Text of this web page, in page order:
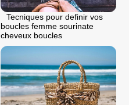
Tecniques pour definir vos
boucles femme sourinate
cheveux boucles